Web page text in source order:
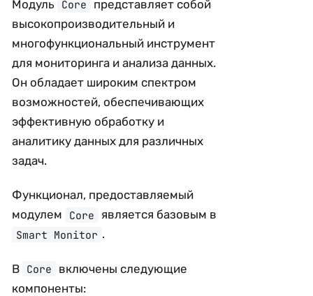
Модуль Core
представляет собой
высокопроизводительный и
многофункциональный инструмент
для мониторинга и анализа данных.
Он обладает широким спектром
возможностей, обеспечивающих
эффективную обработку и
аналитику данных для различных
задач.
Функционал, предоставляемый
модулем
Core является базовым в
Smart Monitor .
В Core
включены следующие
компоненты: